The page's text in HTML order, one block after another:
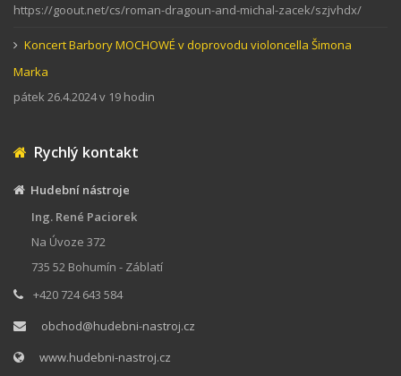
https://goout.net/cs/roman-dragoun-and-michal-zacek/szjvhdx/
Koncert Barbory MOCHOWÉ v doprovodu violoncella Šimona
Marka
pátek 26.4.2024 v 19 hodin
Rychlý kontakt
Hudební nástroje
Ing. René Paciorek
Na Úvoze 372
735 52 Bohumín - Záblatí
+420 724 643 584
obchod@hudebni-nastroj.cz
www.hudebni-nastroj.cz